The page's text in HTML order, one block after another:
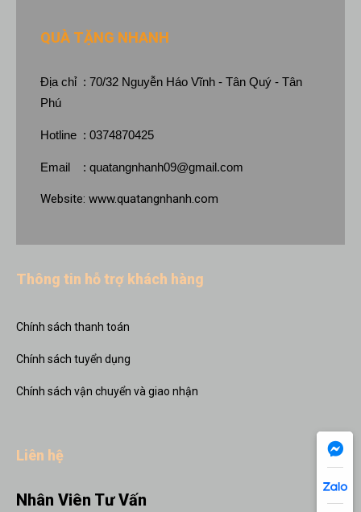
QUÀ TẶNG NHANH
Địa chỉ : 70/32 Nguyễn Háo Vĩnh - Tân Quý - Tân
Phú
Hotline : 0374870425
Email : quatangnhanh09@gmail.com
Website: www.quatangnhanh.com
Thông tin hỗ trợ khách hàng
Chính sách thanh toán
Chính sách tuyển dụng
Chính sách vận chuyển và giao nhận
Liên hệ
Nhân Viên Tư Vấn